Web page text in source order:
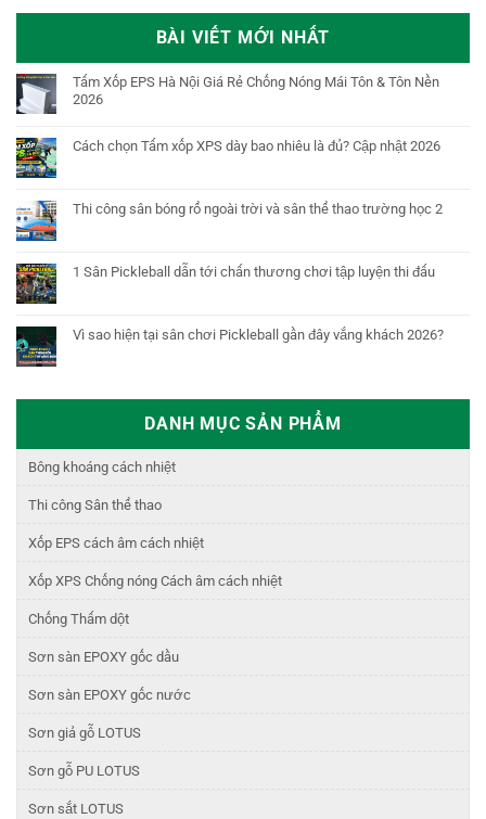
BÀI VIẾT MỚI NHẤT
Tấm Xốp EPS Hà Nội Giá Rẻ Chống Nóng Mái Tôn & Tôn Nền
2026
Cách chọn Tấm xốp XPS dày bao nhiêu là đủ? Cập nhật 2026
Thi công sân bóng rổ ngoài trời và sân thể thao trường học 2
1 Sân Pickleball dẫn tới chấn thương chơi tập luyện thi đấu
Vì sao hiện tại sân chơi Pickleball gần đây vắng khách 2026?
DANH MỤC SẢN PHẨM
Bông khoáng cách nhiệt
Thi công Sân thể thao
Xốp EPS cách âm cách nhiệt
Xốp XPS Chống nóng Cách âm cách nhiệt
Chống Thấm dột
Sơn sàn EPOXY gốc dầu
Sơn sàn EPOXY gốc nước
Sơn giả gỗ LOTUS
Sơn gỗ PU LOTUS
Sơn sắt LOTUS